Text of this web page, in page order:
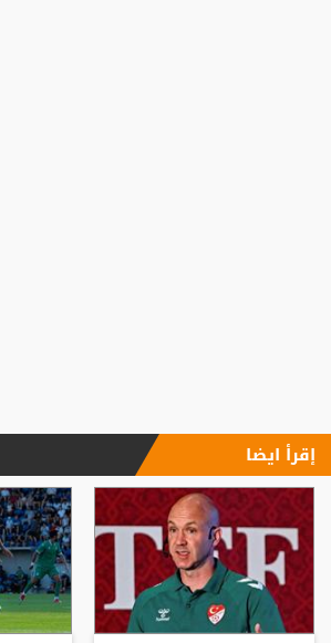
إقرأ ايضا